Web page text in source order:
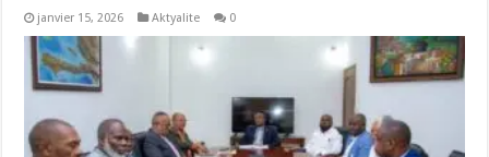
janvier 15, 2026 Aktyalite 0